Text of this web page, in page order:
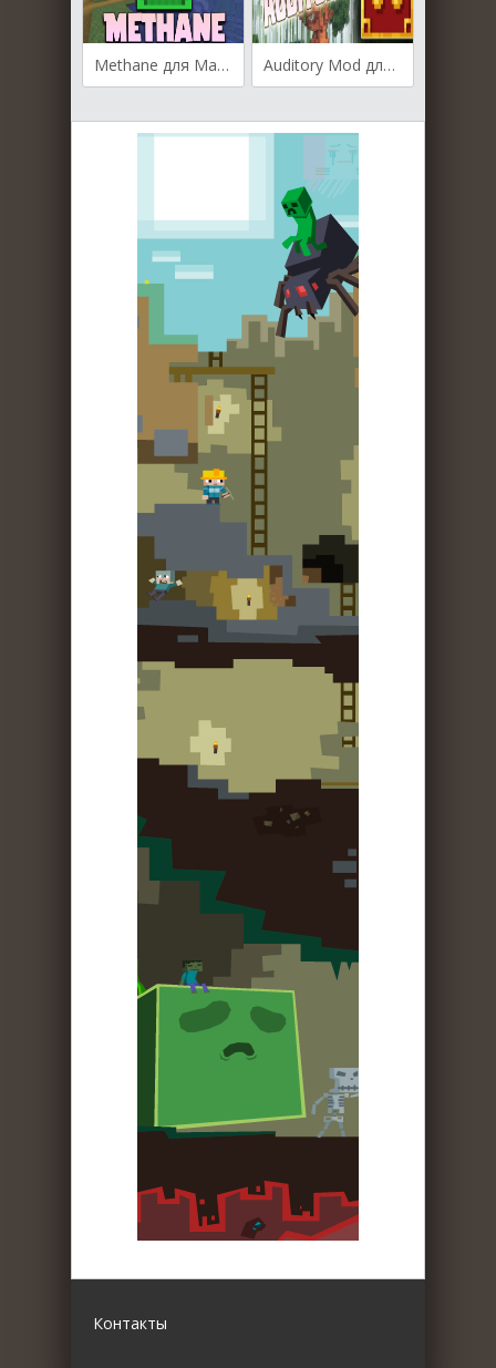
Methane для Майнкрафт [1.20.2, 1.20.1, 1.20] Auditory Mod для Майнкрафт [1.19.3, 1.19.2, 1.19]
Контакты